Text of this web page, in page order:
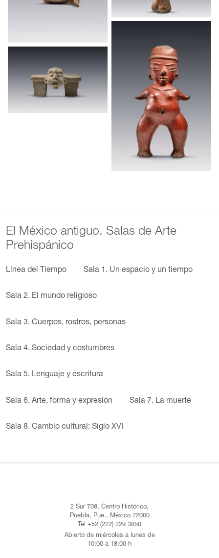
El México antiguo. Salas de Arte
Prehispánico
Línea del Tiempo Sala 1. Un espacio y un tiempo
Sala 2. El mundo religioso
Sala 3. Cuerpos, rostros, personas
Sala 4. Sociedad y costumbres
Sala 5. Lenguaje y escritura
Sala 6. Arte, forma y expresión Sala 7. La muerte
Sala 8. Cambio cultural: Siglo XVI
2 Sur 708, Centro Histórico,
Puebla, Pue., México 72000
Tel +52 (222) 229 3850
Abierto de miércoles a lunes de
10:00 a 18:00 h